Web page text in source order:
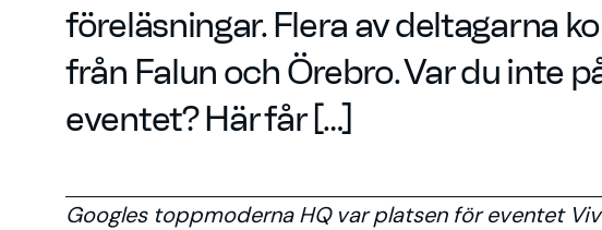
föreläsningar. Flera av deltagarna
från Falun och Örebro. Var du inte
eventet? Här får […]
Googles toppmoderna HQ var platsen för eventet